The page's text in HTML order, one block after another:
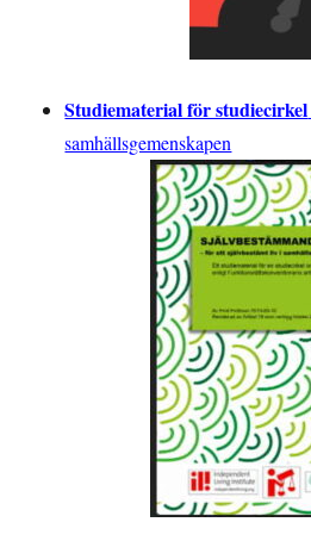
Studiematerial för studiecirkel
samhällsgemenskapen